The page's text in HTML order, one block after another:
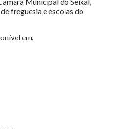
freguesia e escolas do
em: